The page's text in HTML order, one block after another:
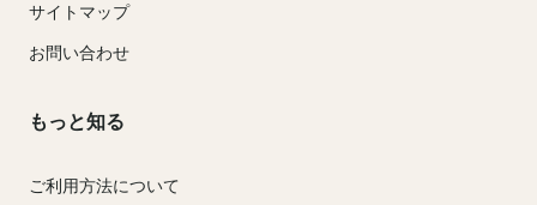
サイトマップ
お問い合わせ
もっと知る
ご利用方法について